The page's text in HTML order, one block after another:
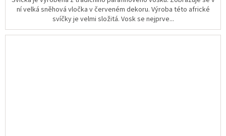
ní velká sněhová vločka v červeném dekoru. Výroba této africké
svíčky je velmi složitá. Vosk se nejprve...